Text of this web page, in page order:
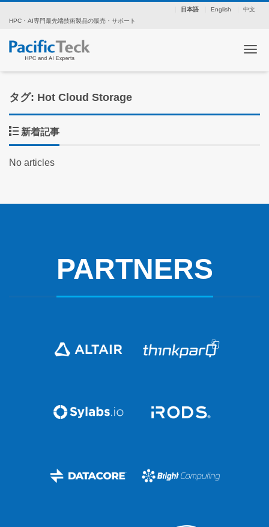
日本語 English
中文
HPC・AI専門最先端技術製品の販売・サポート
ナ
タグ: Hot Cloud Storage
新着記事
No articles
PARTNERS